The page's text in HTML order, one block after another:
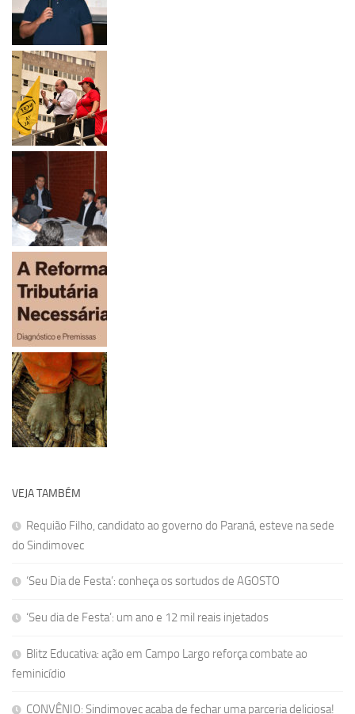
VEJA TAMBÉM
Requião Filho, candidato ao governo do Paraná, esteve na sede
do Sindimovec
‘Seu Dia de Festa’: conheça os sortudos de AGOSTO
‘Seu dia de Festa’: um ano e 12 mil reais injetados
Blitz Educativa: ação em Campo Largo reforça combate ao
feminicídio
CONVÊNIO: Sindimovec acaba de fechar uma parceria deliciosa!